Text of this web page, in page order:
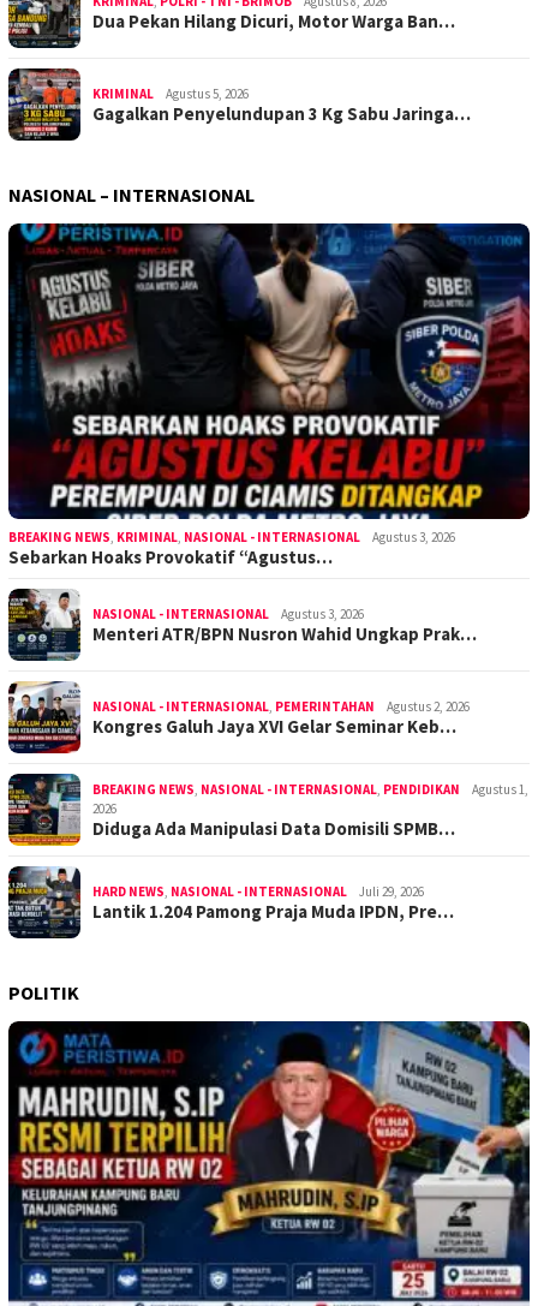
Dua Pekan Hilang Dicuri, Motor Warga Ban…
KRIMINAL Agustus 5, 2026
Gagalkan Penyelundupan 3 Kg Sabu Jaringa…
NASIONAL – INTERNASIONAL
BREAKING NEWS, KRIMINAL, NASIONAL - INTERNASIONAL Agustus 3, 2026
Sebarkan Hoaks Provokatif “Agustus…
NASIONAL - INTERNASIONAL Agustus 3, 2026
Menteri ATR/BPN Nusron Wahid Ungkap Prak…
NASIONAL - INTERNASIONAL, PEMERINTAHAN Agustus 2, 2026
Kongres Galuh Jaya XVI Gelar Seminar Keb…
BREAKING NEWS, NASIONAL - INTERNASIONAL, PENDIDIKAN
Agustus 1,
2026
Diduga Ada Manipulasi Data Domisili SPMB…
HARD NEWS, NASIONAL - INTERNASIONAL Juli 29, 2026
Lantik 1.204 Pamong Praja Muda IPDN, Pre…
POLITIK